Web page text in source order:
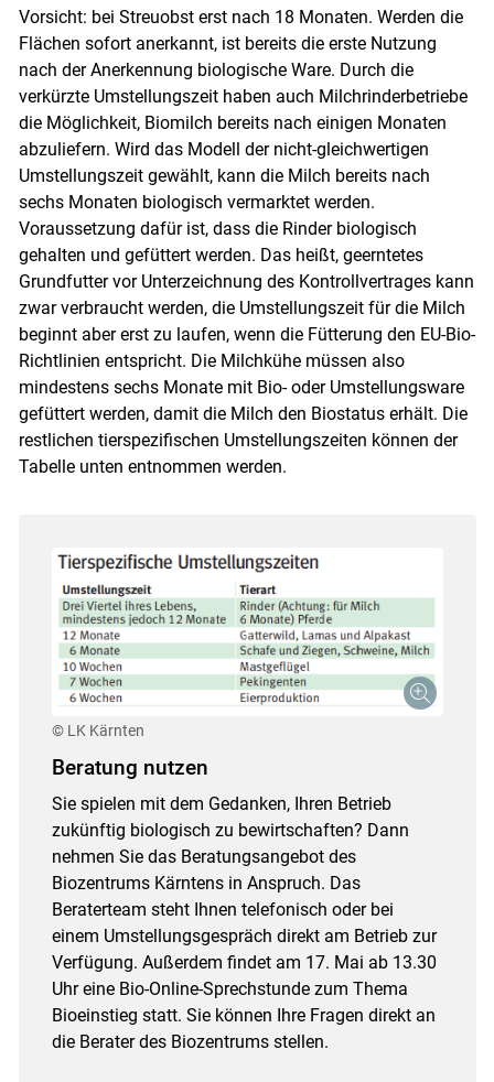
Vorsicht: bei Streuobst erst nach 18 Monaten. Werden die
Flächen sofort anerkannt, ist bereits die erste Nutzung
nach der Anerkennung biologische Ware. Durch die
verkürzte Umstellungszeit haben auch Milchrinderbetriebe
die Möglichkeit, Biomilch bereits nach einigen Monaten
abzuliefern. Wird das Modell der nicht-gleichwertigen
Umstellungszeit gewählt, kann die Milch bereits nach
sechs Monaten biologisch vermarktet werden.
Voraussetzung dafür ist, dass die Rinder biologisch
gehalten und gefüttert werden. Das heißt, geerntetes
Grundfutter vor Unterzeichnung des Kontrollvertrages kann
zwar verbraucht werden, die Umstellungszeit für die Milch
beginnt aber erst zu laufen, wenn die Fütterung den EU-Bio-
Richtlinien entspricht. Die Milchkühe müssen also
mindestens sechs Monate mit Bio- oder Umstellungsware
gefüttert werden, damit die Milch den Biostatus erhält. Die
restlichen tierspezifischen Umstellungszeiten können der
Tabelle unten entnommen werden.
© LK Kärnten
Beratung nutzen
Sie spielen mit dem Gedanken, Ihren Betrieb
zukünftig biologisch zu bewirtschaften? Dann
nehmen Sie das Beratungsangebot des
Biozentrums Kärntens in Anspruch. Das
Beraterteam steht Ihnen telefonisch oder bei
einem Umstellungsgespräch direkt am Betrieb zur
Verfügung. Außerdem findet am 17. Mai ab 13.30
Uhr eine Bio-Online-Sprechstunde zum Thema
Bioeinstieg statt. Sie können Ihre Fragen direkt an
die Berater des Biozentrums stellen.